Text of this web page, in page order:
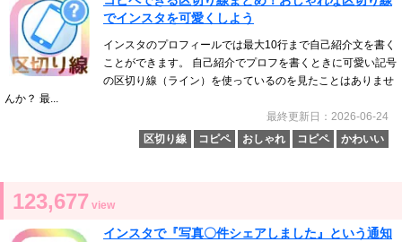
でインスタを可愛くしよう
インスタのプロフィールでは最大10行まで自己紹介文を書く
ことができます。 自己紹介でプロフを書くときに可愛い記号
の区切り線（ライン）を使っているのを見たことはありませ
んか？ 最...
最終更新日：2026-06-24
区切り線
コピペ おしゃれ コピペ かわいい
123,677 view
インスタで『写真〇件シェアしました』という通知